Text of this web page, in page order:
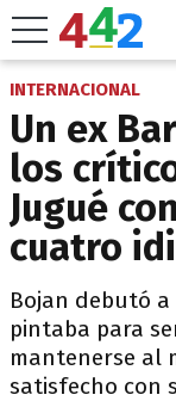
INTERNACIONAL
Un ex
los
Jugué
cuatro
Bojan debutó
pintaba para
mantenerse al
satisfecho con